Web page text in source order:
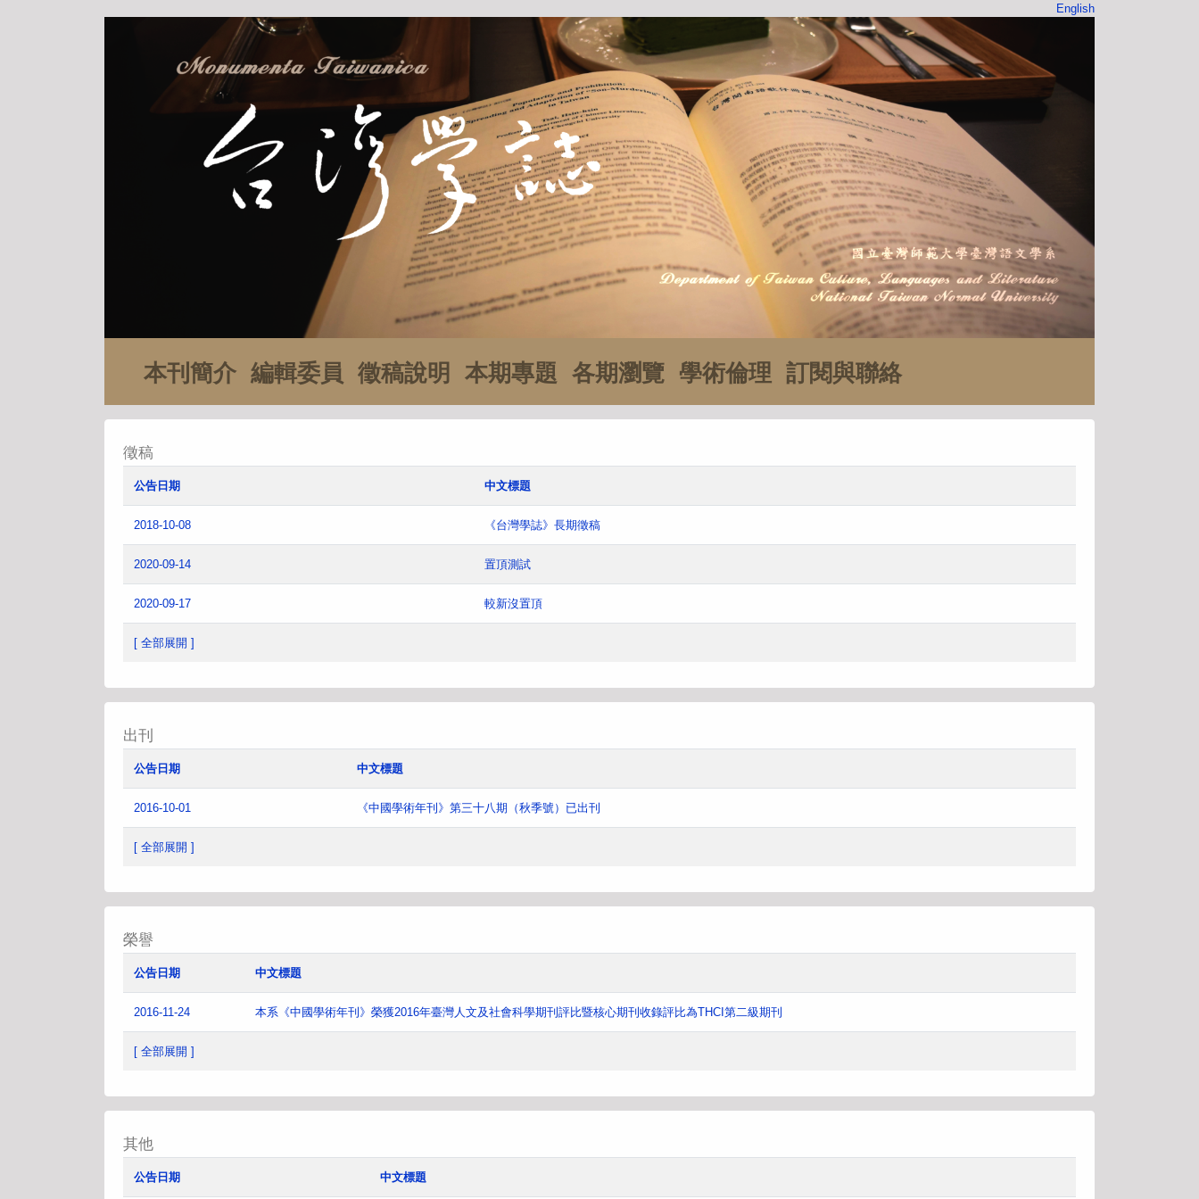
English
本刊簡介 編輯委員 徵稿說明 本期專題 各期瀏覽 學術倫理 訂閱與聯絡
徵稿
公告日期 中文標題
2018-10-08 《台灣學誌》長期徵稿
2020-09-14 置頂測試
2020-09-17 較新沒置頂
[ 全部展開 ]
出刊
公告日期 中文標題
2016-10-01 《中國學術年刊》第三十八期（秋季號）已出刊
[ 全部展開 ]
榮譽
公告日期 中文標題
2016-11-24 本系《中國學術年刊》榮獲2016年臺灣人文及社會科學期刊評比暨核心期刊收錄評比為THCI第二級期刊
[ 全部展開 ]
其他
公告日期 中文標題